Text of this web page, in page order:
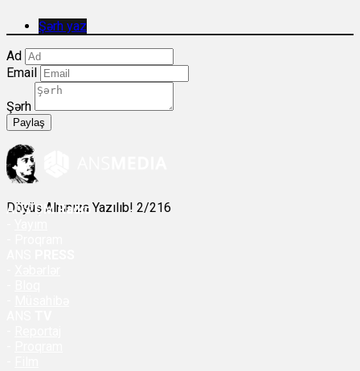
Şərh yaz
Ad
Email
Şərh
Paylaş
Döyüş Alnınıza Yazılıb! 2/216
ANSÇM Radio